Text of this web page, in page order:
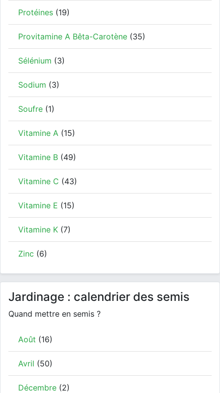
Protéines (19)
Provitamine A Bêta-Carotène (35)
Sélénium (3)
Sodium (3)
Soufre (1)
Vitamine A (15)
Vitamine B (49)
Vitamine C (43)
Vitamine E (15)
Vitamine K (7)
Zinc (6)
Jardinage : calendrier des semis
Quand mettre en semis ?
Août (16)
Avril (50)
Décembre (2)